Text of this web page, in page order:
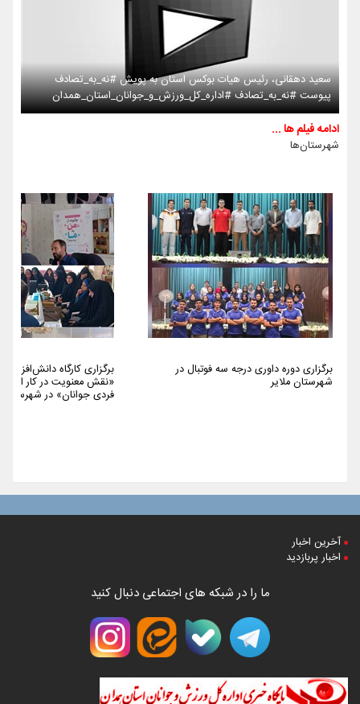
سعید دهقانی، رئیس هیات بوکس استان به پویش #نه_به_تصادف
پیوست #نه_به_تصادف #اداره_کل_ورزش_و_جوانان_استان_همدان
ادامه فیلم ها ...
شهرستان‌ها
برگزاری دوره داوری درجه سه فوتبال در
شهرستان ملایر
برگزاری کارگاه
«نقش معنویت در کار
فردی جوانان» در شهرستان
آخرین اخبار
اخبار پربازدید
ما را در شبکه های اجتماعی دنبال کنید